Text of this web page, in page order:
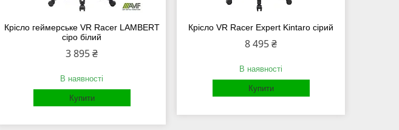
Крісло геймерське VR Racer LAMBERT
сіро білий
3 895 ₴
В наявності
Купити
Крісло VR Racer Expert Kintaro сірий
8 495 ₴
В наявності
Купити